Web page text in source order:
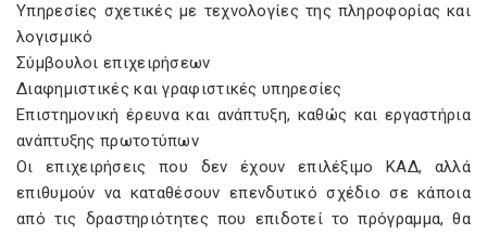
Υπηρεσίες σχετικές με τεχνολογίες της πληροφορίας και
λογισμικό
Σύμβουλοι επιχειρήσεων
Διαφημιστικές και γραφιστικές υπηρεσίες
Επιστημονική έρευνα και ανάπτυξη, καθώς και εργαστήρια
ανάπτυξης πρωτοτύπων
Οι επιχειρήσεις που δεν έχουν επιλέξιμο ΚΑΔ, αλλά
επιθυμούν να καταθέσουν επενδυτικό σχέδιο σε κάποια
από τις δραστηριότητες που επιδοτεί το πρόγραμμα, θα